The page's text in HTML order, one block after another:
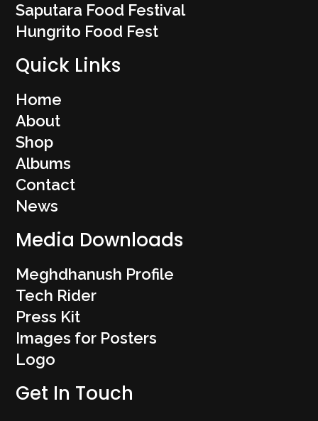
Saputara Food Festival
Hungrito Food Fest
Quick Links
Home
About
Shop
Albums
Contact
News
Media Downloads
Meghdhanush Profile
Tech Rider
Press Kit
Images for Posters
Logo
Get In Touch